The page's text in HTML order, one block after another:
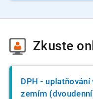
Zkuste
DPH -
zemím